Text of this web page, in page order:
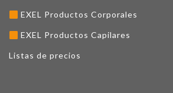
EXEL Productos Corporales
EXEL Productos Capilares
Listas de precios